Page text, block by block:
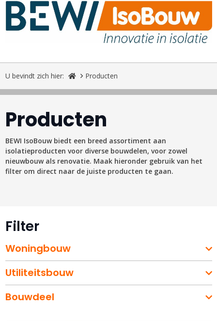
U bevindt zich hier: Producten
Producten
BEWI IsoBouw biedt een breed assortiment aan
isolatieproducten voor diverse bouwdelen, voor zowel
nieuwbouw als renovatie. Maak hieronder gebruik van het
filter om direct naar de juiste producten te gaan.
Filter
Woningbouw
Utiliteitsbouw
Bouwdeel